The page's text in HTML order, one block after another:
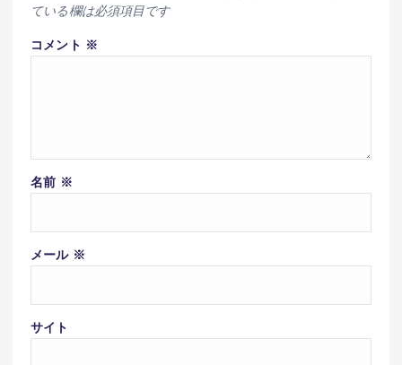
ている欄は必須項目です
コメント ※
名前 ※
メール ※
サイト